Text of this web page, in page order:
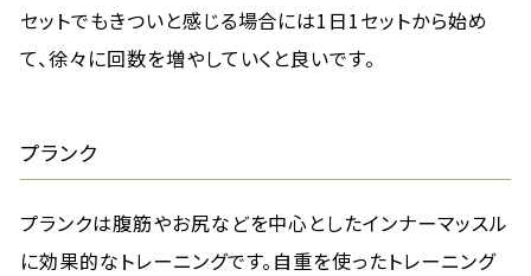
セットでもきついと感じる場合には1日1セットから始め
て、徐々に回数を増やしていくと良いです。
プランク
プランクは腹筋やお尻などを中心としたインナーマッスル
に効果的なトレーニングです。自重を使ったトレーニング